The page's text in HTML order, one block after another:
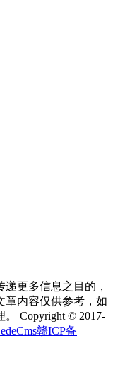
更多信息之目的，
章内容仅供参考，如
Copyright © 2017-
赣ICP备